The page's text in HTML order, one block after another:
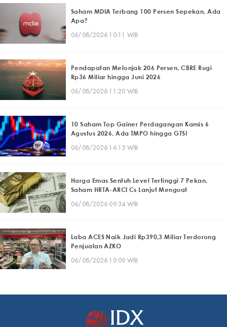
Saham MDIA Terbang 100 Persen Sepekan, Ada
Apa?
06/08/2026 10:11 WIB
Pendapatan Melonjak 206 Persen, CBRE Rugi
Rp36 Miliar hingga Juni 2026
06/08/2026 11:20 WIB
10 Saham Top Gainer Perdagangan Kamis 6
Agustus 2026, Ada TMPO hingga GTSI
06/08/2026 16:15 WIB
Harga Emas Sentuh Level Tertinggi 7 Pekan,
Saham HRTA-ARCI Cs Lanjut Menguat
06/08/2026 09:34 WIB
Laba ACES Naik Jadi Rp390,3 Miliar Terdorong
Penjualan AZKO
06/08/2026 10:09 WIB